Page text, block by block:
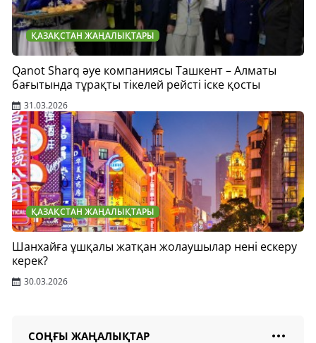
ҚАЗАҚСТАН ЖАҢАЛЫҚТАРЫ
Qanot Sharq әуе компаниясы Ташкент – Алматы
бағытында тұрақты тікелей рейсті іске қосты
31.03.2026
ҚАЗАҚСТАН ЖАҢАЛЫҚТАРЫ
Шанхайға ұшқалы жатқан жолаушылар нені ескеру
керек?
30.03.2026
СОҢҒЫ ЖАҢАЛЫҚТАР